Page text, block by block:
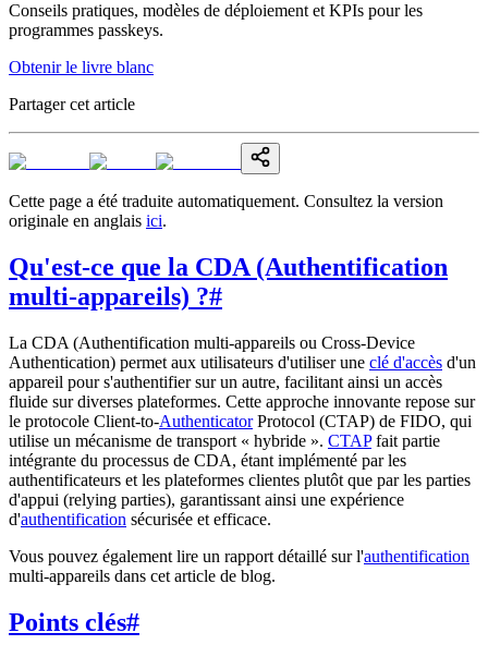
Conseils pratiques, modèles de déploiement et KPIs pour les
programmes passkeys.
Obtenir le livre blanc
Partager cet article
Cette page a été traduite automatiquement. Consultez la version
originale en anglais ici.
Qu'est-ce que la CDA (Authentification
multi-appareils) ?#
La CDA (Authentification multi-appareils ou Cross-Device
Authentication) permet aux utilisateurs d'utiliser une clé d'accès d'un
appareil pour s'authentifier sur un autre, facilitant ainsi un accès
fluide sur diverses plateformes. Cette approche innovante repose sur
le protocole Client-to-AuthenticatorProtocol (CTAP) de FIDO, qui
utilise un mécanisme de transport « hybride ». CTAPfait partie
intégrante du processus de CDA, étant implémenté par les
authentificateurs et les plateformes clientes plutôt que par les parties
d'appui (relying parties), garantissant ainsi une expérience
d'authentification sécurisée et efficace.
Vous pouvez également lire un rapport détaillé sur l'authentification
multi-appareils dans cet article de blog.
Points clés#